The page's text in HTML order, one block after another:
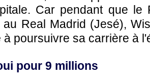
Car pendant que le
au Real Madrid (Jesé),
à poursuivre sa carrière à
pour 9 millions